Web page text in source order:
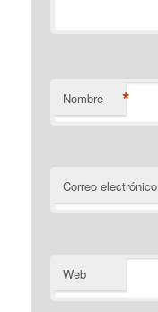
Nombre *
Correo electrónico
Web